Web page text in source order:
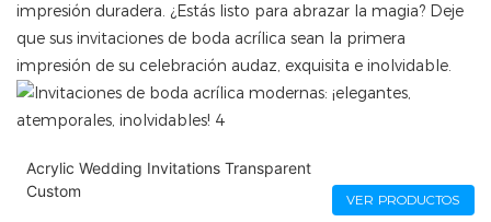
impresión duradera. ¿Estás listo para abrazar la magia? Deje
que sus invitaciones de boda acrílica sean la primera
impresión de su celebración audaz, exquisita e inolvidable.
Acrylic Wedding Invitations​ Transparent
Custom
VER PRODUCTOS